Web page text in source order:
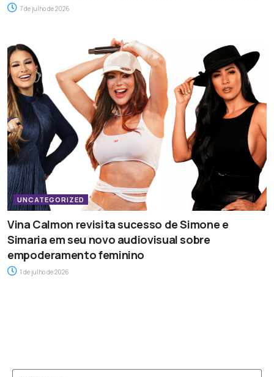
7 de julho de 2026
UNCATEGORIZED
Vina Calmon revisita sucesso de Simone e
Simaria em seu novo audiovisual sobre
empoderamento feminino
1 de julho de 2026